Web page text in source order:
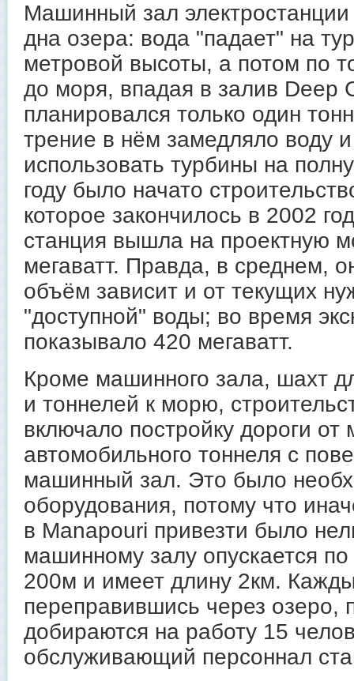
Машинный зал
дна озера: вода "падает" на
метровой высоты, а потом по
до моря, впадая в залив Deep
планировался только один
трение в нём замедляло воду
использовать турбины на
году было начато
которое закончилось в 2002
станция вышла на проектную
мегаватт. Правда, в среднем,
объём зависит и от текущих
"доступной" воды; во время
показывало 420 мегаватт.
Кроме машинного зала, шахт
и тоннелей к морю,
включало постройку дороги от
автомобильного тоннеля с
машинный зал. Это было
оборудования, потому что
в Manapouri привезти было
машинному залу опускается
200м и имеет длину 2км.
переправившись через озеро,
добираются на работу 15
обслуживающий персоннал